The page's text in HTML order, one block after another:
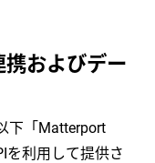
およびデー
下「Matterport
を利用して提供さ